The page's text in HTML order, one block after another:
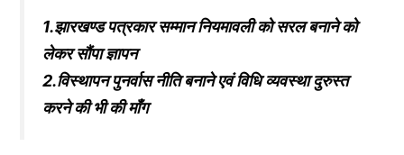
1.झारखण्ड पत्रकार सम्मान नियमावली को सरल बनाने को
लेकर सौंपा ज्ञापन
2.विस्थापन पुनर्वास नीति बनाने एवं विधि व्यवस्था दुरुस्त
करने की भी की माँग